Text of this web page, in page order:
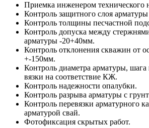
Приемка инженером технического
Контроль защитного слоя
Контроль толщины песчастной
Контроль допуска между
арматуры -20+40мм.
Контроль отклонения скважин от
+-150мм.
Контроль диаметра арматуры, шага
вязки на соответствие КЖ.
Контроль надежности опалубки.
Контроль разрыва арматуры с
Контроль перевязки арматурного
арматурой свай.
Фотофиксация скрытых работ.